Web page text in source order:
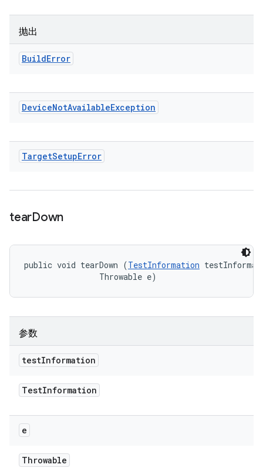
抛出
BuildError
DeviceNotAvailableException
TargetSetupError
tearDown
public void tearDown (TestInformation
                Throwable e)
参数
testInformation
TestInformation
e
Throwable